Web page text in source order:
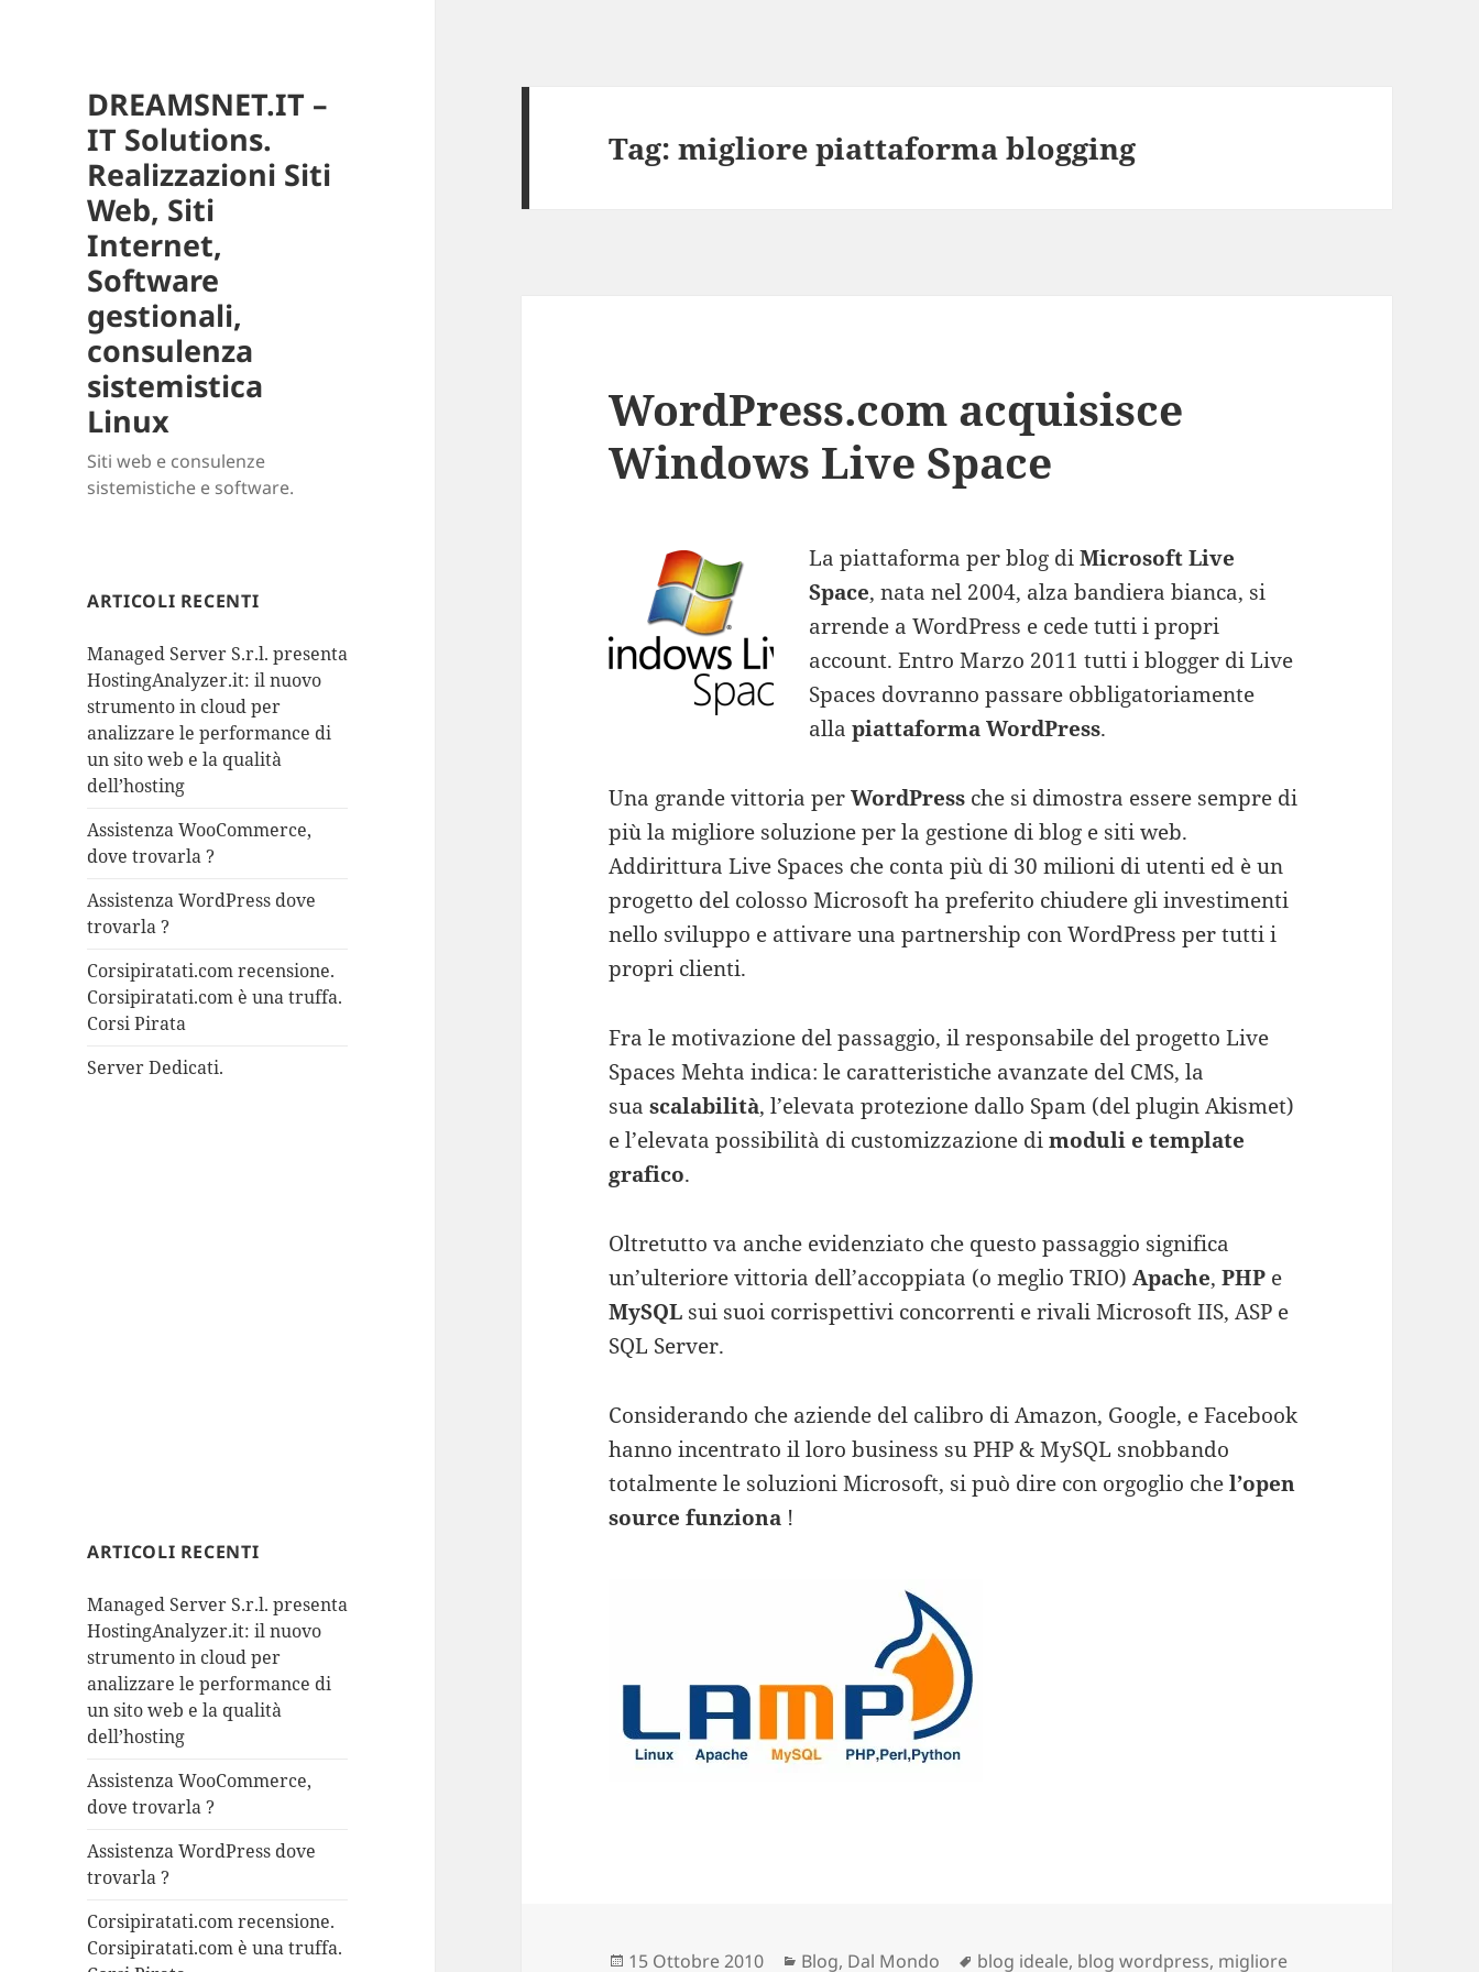
DREAMSNET.IT –
IT Solutions.
Realizzazioni Siti
Web, Siti
Internet,
Software
gestionali,
consulenza
sistemistica
Linux
Siti web e consulenze
sistemistiche e software.
ARTICOLI RECENTI
Managed Server S.r.l. presenta
HostingAnalyzer.it: il nuovo
strumento in cloud per
analizzare le performance di
un sito web e la qualità
dell’hosting
Assistenza WooCommerce,
dove trovarla ?
Assistenza WordPress dove
trovarla ?
Corsipiratati.com recensione.
Corsipiratati.com è una truffa.
Corsi Pirata
Server Dedicati.
ARTICOLI RECENTI
Managed Server S.r.l. presenta
HostingAnalyzer.it: il nuovo
strumento in cloud per
analizzare le performance di
un sito web e la qualità
dell’hosting
Assistenza WooCommerce,
dove trovarla ?
Assistenza WordPress dove
trovarla ?
Corsipiratati.com recensione.
Corsipiratati.com è una truffa.
Tag:migliore piattaforma blogging
WordPress.com acquisisce
Windows Live Space
La piattaforma per blog diMicrosoft Live
Space, nata nel 2004, alza bandiera bianca, si
arrende a WordPress e cede tutti i propri
account. Entro Marzo 2011 tutti i blogger di Live
Spaces dovranno passare obbligatoriamente
allapiattaforma WordPress.
Una grande vittoria perWordPress che si dimostra essere sempre di
più la migliore soluzione per la gestione di blog e siti web.
Addirittura Live Spaces che conta più di 30 milioni di utenti ed è un
progetto del colosso Microsoft ha preferito chiudere gli investimenti
nello sviluppo e attivare una partnership con WordPress per tutti i
propri clienti.
Fra le motivazione del passaggio, il responsabile del progetto Live
Spaces Mehta indica: le caratteristiche avanzate del CMS, la
suascalabilità, l’elevata protezione dallo Spam (del plugin Akismet)
e l’elevata possibilità di customizzazione dimoduli e template
grafico.
Oltretutto va anche evidenziato che questo passaggio significa
un’ulteriore vittoria dell’accoppiata (o meglio TRIO)Apache,PHP e
MySQL sui suoi corrispettivi concorrenti e rivali Microsoft IIS, ASP e
SQL Server.
Considerando che aziende del calibro di Amazon, Google, e Facebook
hanno incentrato il loro business su PHP & MySQL snobbando
totalmente le soluzioni Microsoft, si può dire con orgoglio chel’open
source funziona !
Scritto
15 Ottobre 2010 Categorie
Blog, Dal Mondo Tag
blog ideale, blog wordpress, migliore